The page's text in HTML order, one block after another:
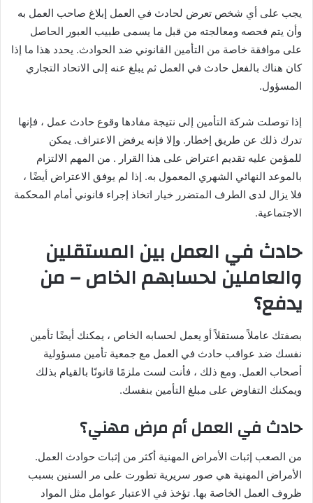
يجب على أي شخص تعرض لحادث في العمل إبلاغ صاحب العمل به
وأن يتم فحصه ومعالجته من قبل ما يسمى طبيب العبور الحاصل
على موافقة خاصة من التأمين القانوني ضد الحوادث. يحدد هذا ما إذا
كان هناك بالفعل حادث في العمل ثم يبلغ عنه إلى الاتحاد التجاري
المسؤول.
إذا توصلت شركة التأمين إلى نتيجة مفادها وقوع حادث عمل ، فإنها
تدرك ذلك عن طريق إخطار. وإلا فإنه يرفض الاعتراف. يمكن
للمؤمن عليه تقديم اعتراض على هذا القرار . من المهم الالتزام
بالموعد النهائي الشهري المعمول به. إذا لم يوفق الاعتراض أيضًا ،
فلا يزال لدى الطرف المتضرر خيار اتخاذ إجراء قانوني أمام المحكمة
الاجتماعية.
حادث في العمل بين المستقلين
والعاملين لحسابهم الخاص – من
يدفع؟
بصفتك عاملاً مستقلاً أو يعمل لحسابه الخاص ، يمكنك أيضًا تأمين
نفسك ضد عواقب حادث في العمل مع جمعية تأمين مسؤولية
أصحاب العمل. ومع ذلك ، فأنت لست ملزمًا قانونًا بالقيام بذلك
ويمكنك التفاوض على مبلغ التأمين بنفسك.
حادث في العمل أم مرض مهني؟
من الصعب إثبات الأمراض المهنية أكثر من إثبات حوادث العمل.
الأمراض المهنية هي صور سريرية تطورت على مر السنين بسبب
ظروف العمل الخاصة بها. تؤخذ في الاعتبار عوامل مثل المواد